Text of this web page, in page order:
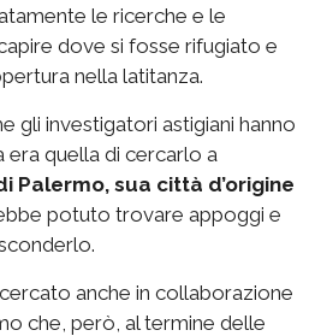
le ricerche e le
dove si fosse rifugiato e
nella latitanza.
gli investigatori astigiani hanno
era quella di cercarlo a
Palermo, sua città d’origine
potuto trovare appoggi e
anche in collaborazione
che, però, al termine delle